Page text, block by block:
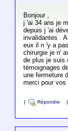
Bonjour ,
j 'ai 34 ans je
depuis j 'ai
invalidantes .
eux il n 'y a
chirurgie je n'
de plus je suis
témoignages
une fermeture
merci pour vos
Répondre